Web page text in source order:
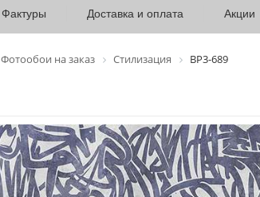
Фактуры Доставка и оплата Акции
Фотообои на заказ Стилизация ВР3-689